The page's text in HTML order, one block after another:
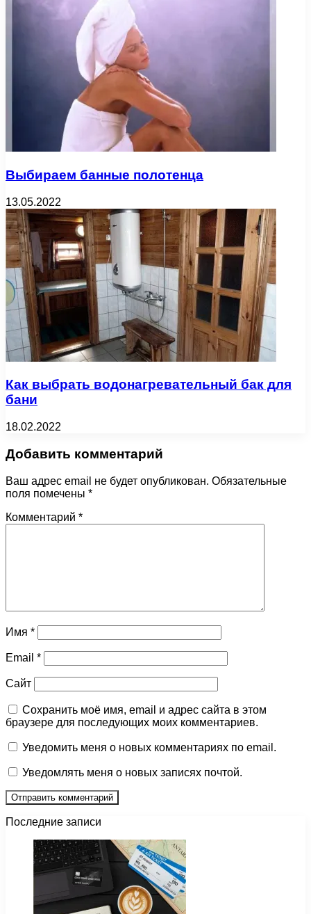
Выбираем банные полотенца
13.05.2022
Как выбрать водонагревательный бак для
бани
18.02.2022
Добавить комментарий
Ваш адрес email не будет опубликован. Обязательные
поля помечены *
Комментарий *
Имя *
Email *
Сайт
Сохранить моё имя, email и адрес сайта в этом
браузере для последующих моих комментариев.
Уведомить меня о новых комментариях по email.
Уведомлять меня о новых записях почтой.
Последние записи